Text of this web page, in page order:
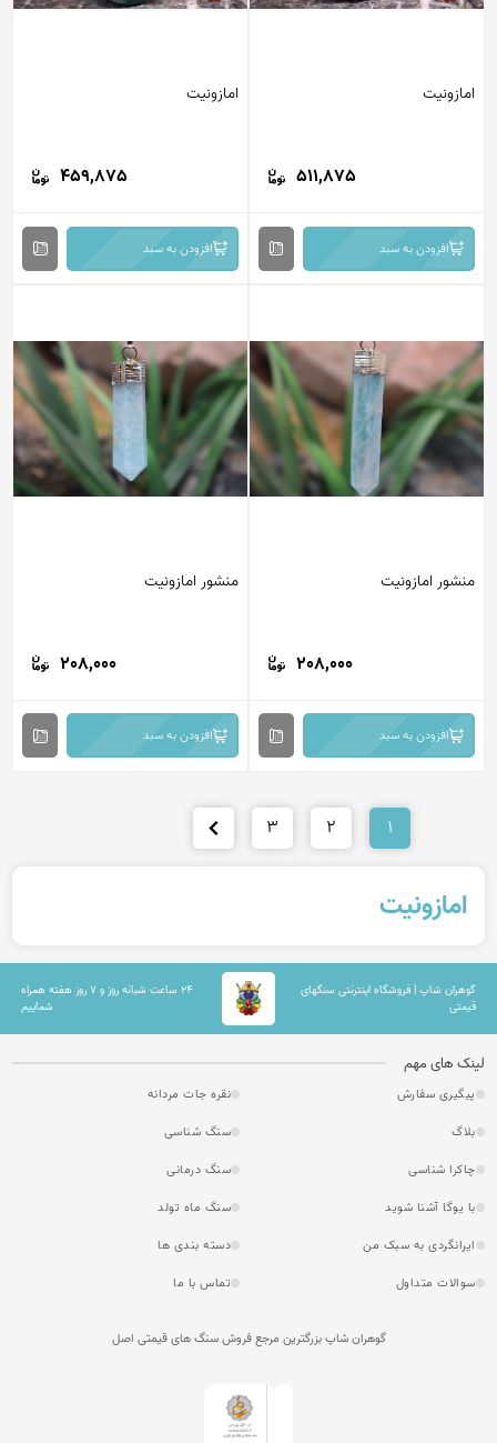
امازونیت
511,875
افزودن به سبد
امازونیت
459,875
افزودن به سبد
منشور امازونیت
208,000
افزودن به سبد
منشور امازونیت
208,000
افزودن به سبد
1
2
3
امازونیت
گوهران شاپ | فروشگاه اینترنتی سنگهای
قیمتی
۲۴ ساعت شبانه روز و ۷ روز هفته همراه
شماییم
لینک های مهم
پیگیری سفارش
نقره جات مردانه
بلاگ
سنگ شناسی
چاکرا شناسی
سنگ درمانی
با یوگا آشنا شوید
سنگ ماه تولد
ایرانگردی به سبک من
دسته بندی ها
سوالات متداول
تماس با ما
گوهران شاپ بزرگترین مرجع فروش سنگ های قیمتی اصل